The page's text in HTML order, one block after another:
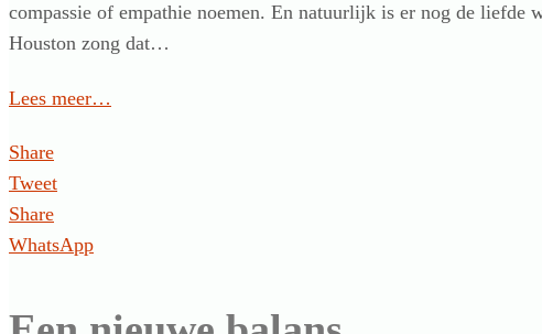
compassie of empathie noemen. En natuurlijk is er nog de liefde
Houston zong dat…
Lees meer…
Share
Tweet
Share
WhatsApp